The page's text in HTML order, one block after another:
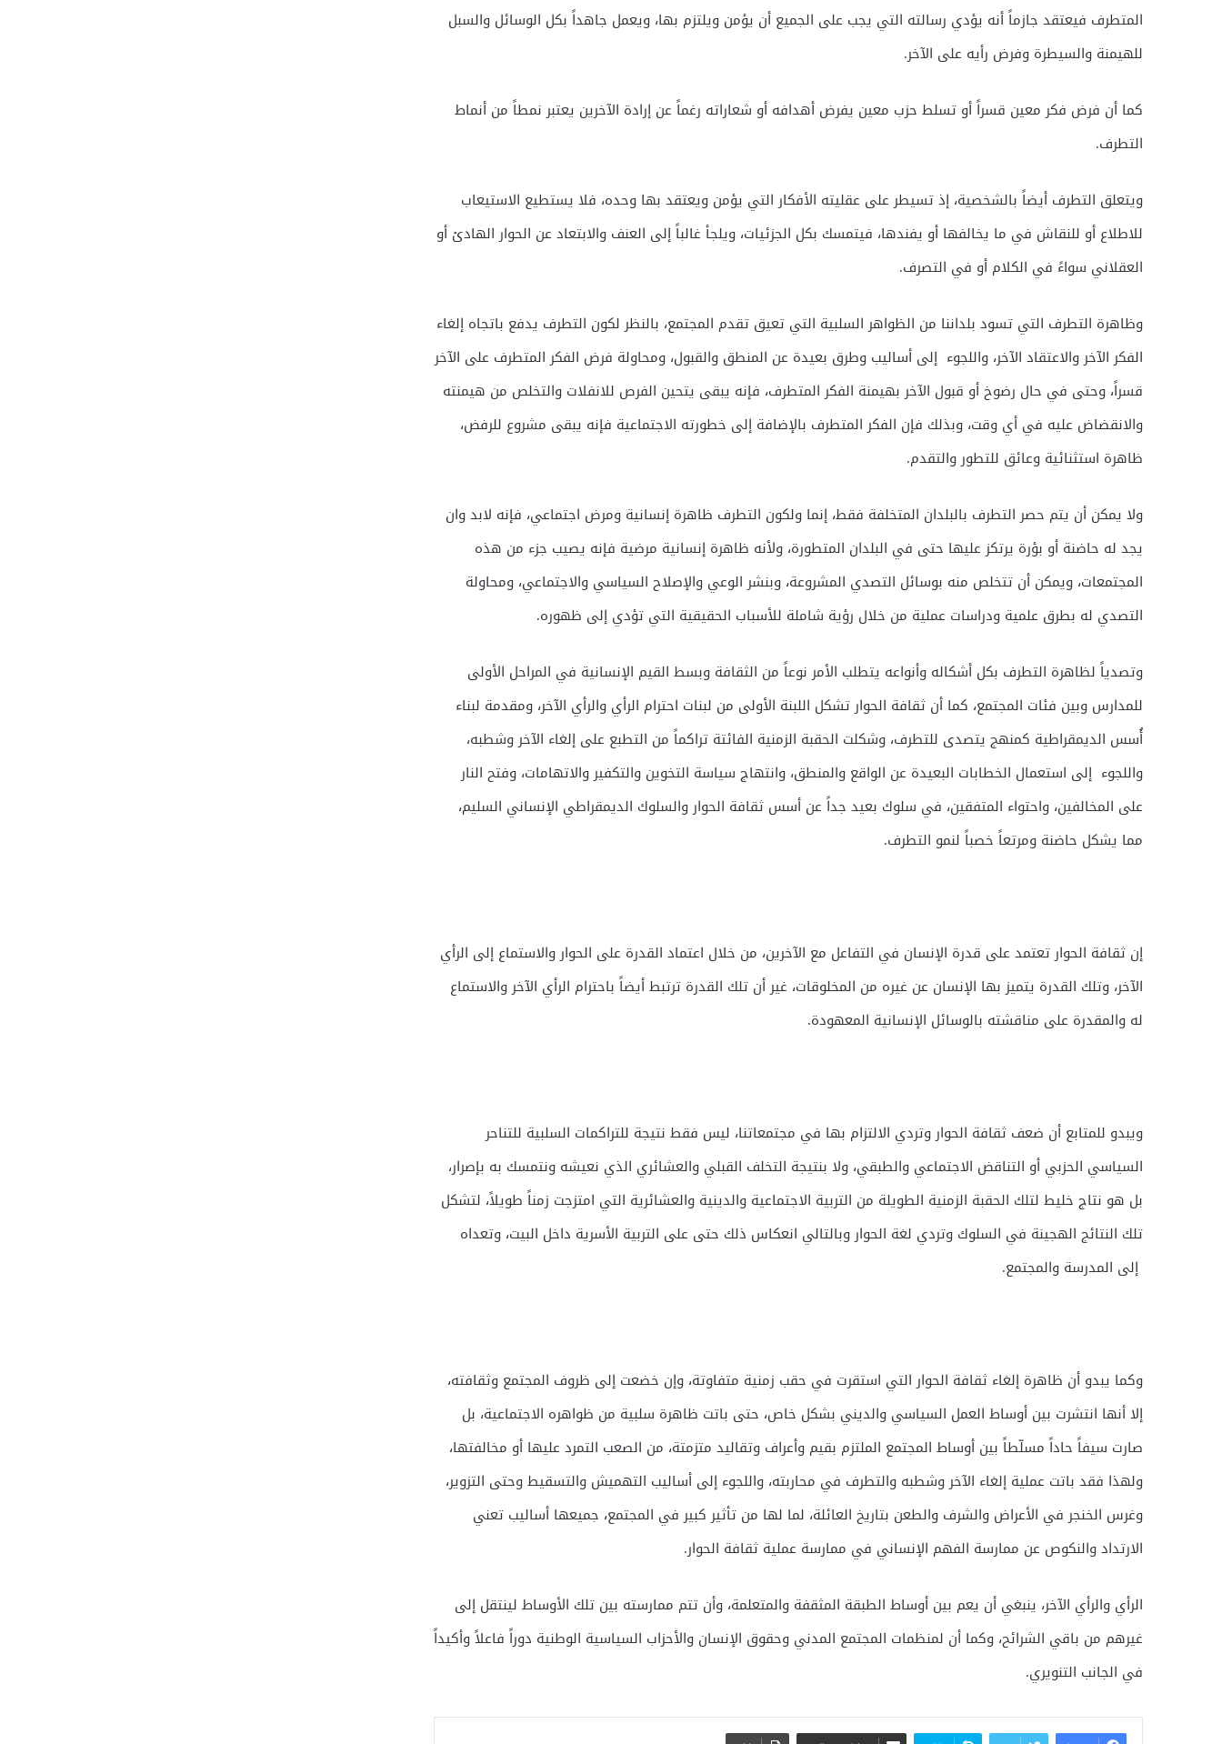
المتطرف فيعتقد جازماً أنه يؤدي رسالته التي يجب على الجميع أن يؤمن ويلتزم بها، ويعمل جاهداً بكل الوسائل والسبل
للهيمنة والسيطرة وفرض رأيه على الآخر.
كما أن فرض فكر معين قسراً أو تسلط حزب معين يفرض أهدافه أو شعاراته رغماً عن إرادة الآخرين يعتبر نمطاً من أنماط
التطرف.
ويتعلق التطرف أيضاً بالشخصية، إذ تسيطر على عقليته الأفكار التي يؤمن ويعتقد بها وحده، فلا يستطيع الاستيعاب
للاطلاع أو للنقاش في ما يخالفها أو يفندها، فيتمسك بكل الجزئيات، ويلجأ غالباً إلى العنف والابتعاد عن الحوار الهادئ أو
العقلاني سواءً في الكلام أو في التصرف.
وظاهرة التطرف التي تسود بلداننا من الظواهر السلبية التي تعيق تقدم المجتمع، بالنظر لكون التطرف يدفع باتجاه إلغاء
الفكر الآخر والاعتقاد الآخر، واللجوء إلى أساليب وطرق بعيدة عن المنطق والقبول، ومحاولة فرض الفكر المتطرف على الآخر
قسراً، وحتى في حال رضوخ أو قبول الآخر بهيمنة الفكر المتطرف، فإنه يبقى يتحين الفرص للانفلات والتخلص من هيمنته
والانقضاض عليه في أي وقت، وبذلك فإن الفكر المتطرف بالإضافة إلى خطورته الاجتماعية فإنه يبقى مشروع للرفض،
ظاهرة استثنائية وعائق للتطور والتقدم.
ولا يمكن أن يتم حصر التطرف بالبلدان المتخلفة فقط، إنما ولكون التطرف ظاهرة إنسانية ومرض اجتماعي، فإنه لابد وان
يجد له حاضنة أو بؤرة يرتكز عليها حتى في البلدان المتطورة، ولأنه ظاهرة إنسانية مرضية فإنه يصيب جزء من هذه
المجتمعات، ويمكن أن تتخلص منه بوسائل التصدي المشروعة، وبنشر الوعي والإصلاح السياسي والاجتماعي، ومحاولة
التصدي له بطرق علمية ودراسات عملية من خلال رؤية شاملة للأسباب الحقيقية التي تؤدي إلى ظهوره.
وتصدياً لظاهرة التطرف بكل أشكاله وأنواعه يتطلب الأمر نوعاً من الثقافة وبسط القيم الإنسانية في المراحل الأولى
للمدارس وبين فئات المجتمع، كما أن ثقافة الحوار تشكل اللبنة الأولى من لبنات احترام الرأي والرأي الآخر، ومقدمة لبناء
أُسس الديمقراطية كمنهج يتصدى للتطرف، وشكلت الحقبة الزمنية الفائتة تراكماً من التطبع على إلغاء الآخر وشطبه،
واللجوء إلى استعمال الخطابات البعيدة عن الواقع والمنطق، وانتهاج سياسة التخوين والتكفير والاتهامات، وفتح النار
على المخالفين، واحتواء المتفقين، في سلوك بعيد جداً عن أسس ثقافة الحوار والسلوك الديمقراطي الإنساني السليم،
مما يشكل حاضنة ومرتعاً خصباً لنمو التطرف.
إن ثقافة الحوار تعتمد على قدرة الإنسان في التفاعل مع الآخرين، من خلال اعتماد القدرة على الحوار والاستماع إلى الرأي
الآخر، وتلك القدرة يتميز بها الإنسان عن غيره من المخلوقات، غير أن تلك القدرة ترتبط أيضاً باحترام الرأي الآخر والاستماع
له والمقدرة على مناقشته بالوسائل الإنسانية المعهودة.
ويبدو للمتابع أن ضعف ثقافة الحوار وتردي الالتزام بها في مجتمعاتنا، ليس فقط نتيجة للتراكمات السلبية للتناحر
السياسي الحزبي أو التناقض الاجتماعي والطبقي، ولا بنتيجة التخلف القبلي والعشائري الذي نعيشه ونتمسك به بإصرار،
بل هو نتاج خليط لتلك الحقبة الزمنية الطويلة من التربية الاجتماعية والدينية والعشائرية التي امتزجت زمناً طويلاً، لتشكل
تلك النتائج الهجينة في السلوك وتردي لغة الحوار وبالتالي انعكاس ذلك حتى على التربية الأسرية داخل البيت، وتعداه
إلى المدرسة والمجتمع.
وكما يبدو أن ظاهرة إلغاء ثقافة الحوار التي استقرت في حقب زمنية متفاوتة، وإن خضعت إلى ظروف المجتمع وثقافته،
إلا أنها انتشرت بين أوساط العمل السياسي والديني بشكل خاص، حتى باتت ظاهرة سلبية من ظواهره الاجتماعية، بل
صارت سيفاً حاداً مسلّطاً بين أوساط المجتمع الملتزم بقيم وأعراف وتقاليد متزمتة، من الصعب التمرد عليها أو مخالفتها،
ولهذا فقد باتت عملية إلغاء الآخر وشطبه والتطرف في محاربته، واللجوء إلى أساليب التهميش والتسقيط وحتى التزوير،
وغرس الخنجر في الأعراض والشرف والطعن بتاريخ العائلة، لما لها من تأثير كبير في المجتمع، جميعها أساليب تعني
الارتداد والنكوص عن ممارسة الفهم الإنساني في ممارسة عملية ثقافة الحوار.
الرأي والرأي الآخر، ينبغي أن يعم بين أوساط الطبقة المثقفة والمتعلمة، وأن تتم ممارسته بين تلك الأوساط لينتقل إلى
غيرهم من باقي الشرائح، وكما أن لمنظمات المجتمع المدني وحقوق الإنسان والأحزاب السياسية الوطنية دوراً فاعلاً وأكيداً
في الجانب التنويري.